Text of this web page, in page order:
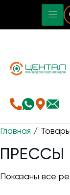
Главная /
ПРЕССЫ
Показаны все